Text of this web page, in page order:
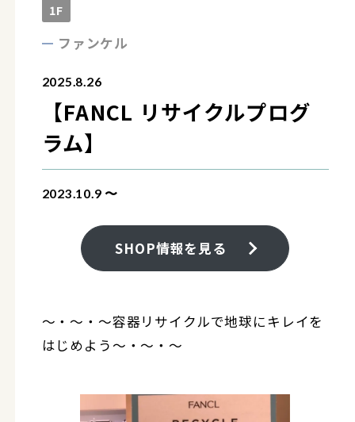
1F
ファンケル
2025.8.26
【FANCL リサイクルプログ
ラム】
2023.10.9 〜
SHOP情報を見る
～・～・～容器リサイクルで地球にキレイを
はじめよう～・～・～